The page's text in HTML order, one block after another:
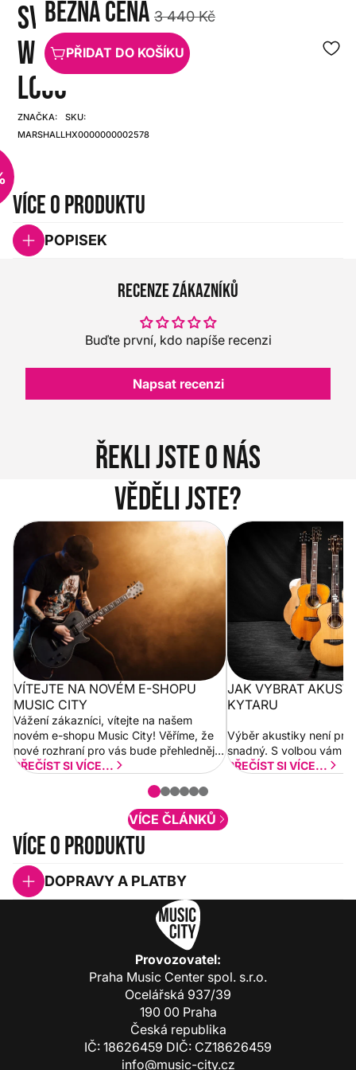
SVETLANA
WHITE
LOGO
ZNAČKA:
MARSHALL
SKU:
HX0000000002578
Běžná cena 3 440 Kč
PŘIDAT DO KOŠÍKU
Více o produktu
POPISEK
Recenze zákazníků
Buďte první, kdo napíše recenzi
Napsat recenzi
Řekli jste o nás
Věděli jste?
Vítejte na novém e-shopu Music
City
VÍTEJTE NA NOVÉM E-SHOPU
MUSIC CITY
Vážení zákazníci, vítejte na našem
novém e-shopu Music City! Věříme, že
nové rozhraní pro vás bude přehlednější
a rychlejší. Postupně budeme přidávat
PŘEČÍST SI VÍCE...
Jak vybrat
JAK VYBRAT
KYTARU
Výběr akustiky není pro
snadný. S volbou vám
PŘEČÍST SI VÍCE...
VÍCE ČLÁNKŮ
Více o produktu
DOPRAVY A PLATBY
Provozovatel:
Praha Music Center spol. s.r.o.
Ocelářská 937/39
190 00 Praha
Česká republika
IČ: 18626459 DIČ: CZ18626459
info@music-city.cz